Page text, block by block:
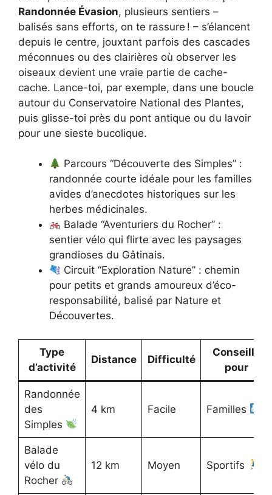
Randonnée Évasion, plusieurs sentiers –
balisés sans efforts, on te rassure ! – s’élancent
depuis le centre, jouxtant parfois des cascades
méconnues ou des clairières où observer les
oiseaux devient une vraie partie de cache-
cache. Lance-toi, par exemple, dans une boucle
autour du Conservatoire National des Plantes,
puis glisse-toi près du pont antique ou du lavoir
pour une sieste bucolique.
Parcours “Découverte des Simples” :
randonnée courte idéale pour les familles
avides d’anecdotes historiques sur les
herbes médicinales.
Balade “Aventuriers du Rocher” :
sentier vélo qui flirte avec les paysages
grandioses du Gâtinais.
Circuit “Exploration Nature” : chemin
pour petits et grands amoureux d’éco-
responsabilité, balisé par Nature et
Découvertes.
Type
d’activité
Distance Difficulté
Conseillé
pour
Randonnée
des
Simples
4 km Facile Familles
Balade
vélo du
Rocher
12 km Moyen Sportifs